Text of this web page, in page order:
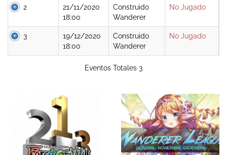
2
21/11/2020
18:00
Construido
Wanderer
No Jugado
3
19/12/2020
18:00
Construido
Wanderer
No Jugado
Eventos Totales 3